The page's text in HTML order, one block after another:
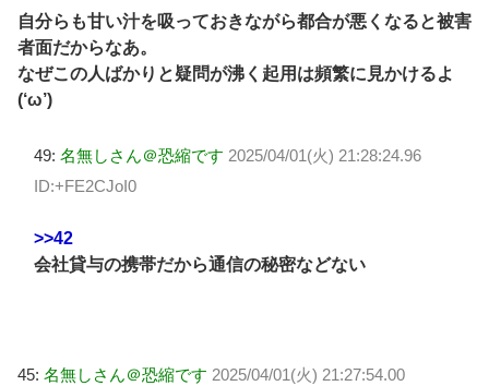
自分らも甘い汁を吸っておきながら都合が悪くなると被害
者面だからなあ。
なぜこの人ばかりと疑問が沸く起用は頻繁に見かけるよ
(‘ω’)
49: 名無しさん＠恐縮です 2025/04/01(火) 21:28:24.96
ID:+FE2CJoI0
>>42
会社貸与の携帯だから通信の秘密などない
45: 名無しさん＠恐縮です 2025/04/01(火) 21:27:54.00